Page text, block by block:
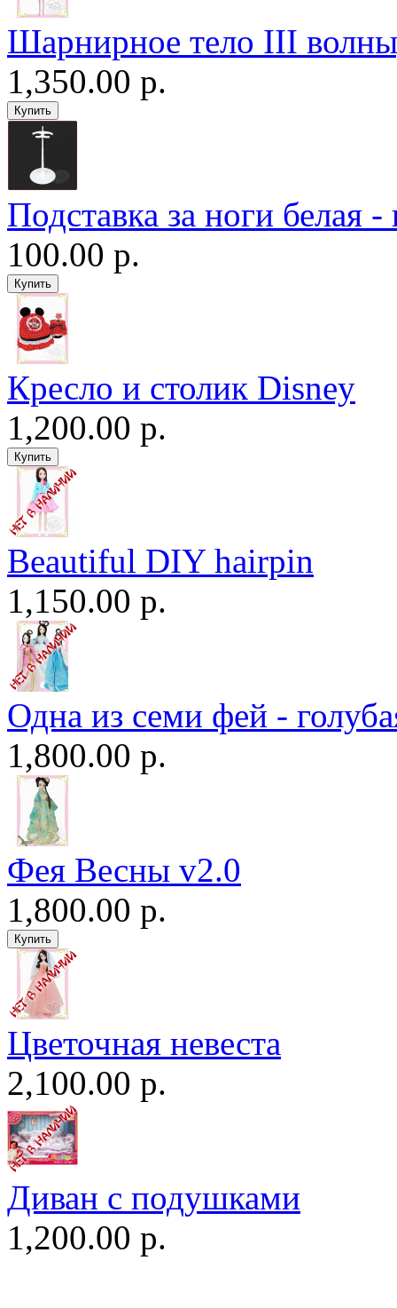
Шарнирное тело III
1,350.00 р.
Подставка за ноги белая
100.00 р.
Кресло и столик Disney
1,200.00 р.
Beautiful DIY hairpin
1,150.00 р.
Одна из семи фей -
1,800.00 р.
Фея Весны v2.0
1,800.00 р.
Цветочная невеста
2,100.00 р.
Диван c подушками
1,200.00 р.